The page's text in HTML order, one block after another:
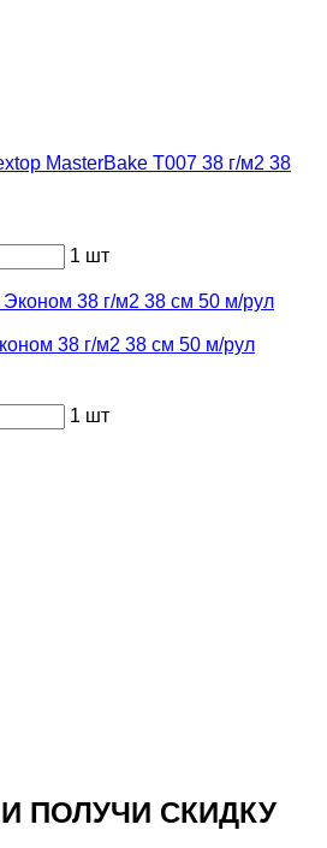
MasterBake Т007 38 г/м2 38
1 шт
38 г/м2 38 см 50 м/рул
1 шт
ПОЛУЧИ СКИДКУ